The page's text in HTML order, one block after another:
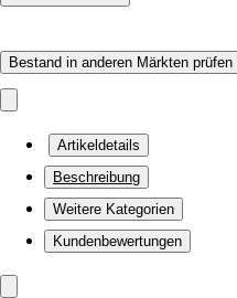
Bestand in anderen Märkten prüfen
Artikeldetails
Beschreibung
Weitere Kategorien
Kundenbewertungen